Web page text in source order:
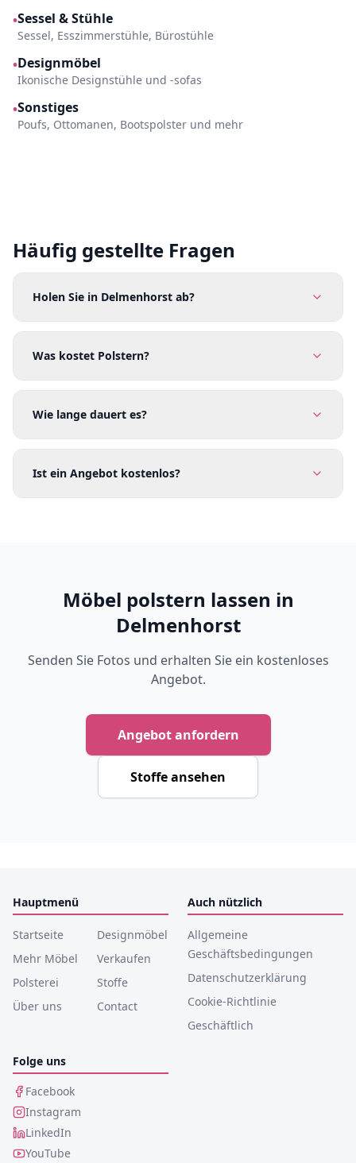
•Sessel & Stühle
Sessel, Esszimmerstühle, Bürostühle
•Designmöbel
Ikonische Designstühle und -sofas
•Sonstiges
Poufs, Ottomanen, Bootspolster und mehr
Häufig gestellte Fragen
Holen Sie in Delmenhorst ab?
Was kostet Polstern?
Wie lange dauert es?
Ist ein Angebot kostenlos?
Möbel polstern lassen in
Delmenhorst
Senden Sie Fotos und erhalten Sie ein kostenloses
Angebot.
Angebot anfordern
Stoffe ansehen
Hauptmenü
Startseite
Designmöbel
Mehr Möbel
Verkaufen
Polsterei
Stoffe
Über uns
Contact
Auch nützlich
Allgemeine
Geschäftsbedingungen
Datenschutzerklärung
Cookie-Richtlinie
Geschäftlich
Folge uns
Facebook
Instagram
LinkedIn
YouTube